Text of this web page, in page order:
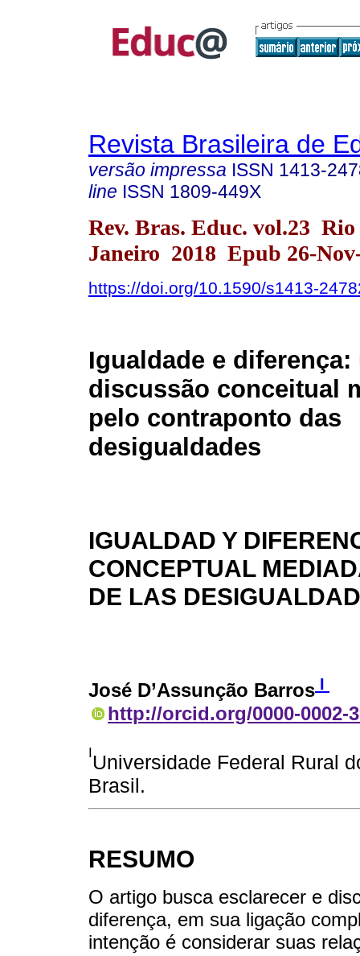
Revista Brasileira de
versão impressa ISSN 1413-
line ISSN 1809-449X
Rev. Bras. Educ. vol.23 Rio
Janeiro 2018 Epub 26-
https://doi.org/10.1590/s1413-
Igualdade e diferença:
discussão conceitual
pelo contraponto das
desigualdades
IGUALDAD Y
CONCEPTUAL
DE LAS
José D’Assunção Barros I
http://orcid.org/0000-0002-
IUniversidade Federal Rural
Brasil.
RESUMO
O artigo busca esclarecer e
diferença, em sua ligação
intenção é considerar suas